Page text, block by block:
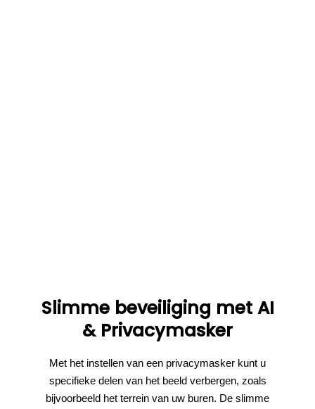
Slimme beveiliging met AI
& Privacymasker
Met het instellen van een privacymasker kunt u
specifieke delen van het beeld verbergen, zoals
bijvoorbeeld het terrein van uw buren. De slimme